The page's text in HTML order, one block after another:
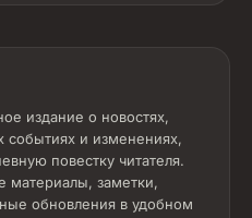
издание о новостях,
событиях и изменениях,
повестку читателя.
материалы, заметки,
обновления в удобном